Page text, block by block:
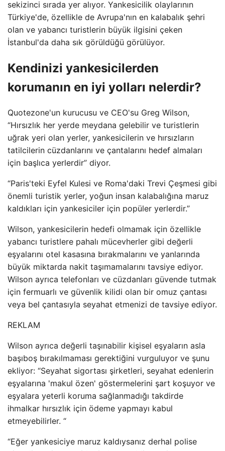
sekizinci sırada yer alıyor. Yankesicilik olaylarının
Türkiye'de, özellikle de Avrupa'nın en kalabalık şehri
olan ve yabancı turistlerin büyük ilgisini çeken
İstanbul'da daha sık görüldüğü görülüyor.
Kendinizi yankesicilerden
korumanın en iyi yolları nelerdir?
Quotezone'un kurucusu ve CEO'su Greg Wilson,
“Hırsızlık her yerde meydana gelebilir ve turistlerin
uğrak yeri olan yerler, yankesicilerin ve hırsızların
tatilcilerin cüzdanlarını ve çantalarını hedef almaları
için başlıca yerlerdir” diyor.
“Paris'teki Eyfel Kulesi ve Roma'daki Trevi Çeşmesi gibi
önemli turistik yerler, yoğun insan kalabalığına maruz
kaldıkları için yankesiciler için popüler yerlerdir.”
Wilson, yankesicilerin hedefi olmamak için özellikle
yabancı turistlere pahalı mücevherler gibi değerli
eşyalarını otel kasasına bırakmalarını ve yanlarında
büyük miktarda nakit taşımamalarını tavsiye ediyor.
Wilson ayrıca telefonları ve cüzdanları güvende tutmak
için fermuarlı ve güvenlik kilidi olan bir omuz çantası
veya bel çantasıyla seyahat etmenizi de tavsiye ediyor.
REKLAM
Wilson ayrıca değerli taşınabilir kişisel eşyaların asla
başıboş bırakılmaması gerektiğini vurguluyor ve şunu
ekliyor: “Seyahat sigortası şirketleri, seyahat edenlerin
eşyalarına 'makul özen' göstermelerini şart koşuyor ve
eşyalara yeterli koruma sağlanmadığı takdirde
ihmalkar hırsızlık için ödeme yapmayı kabul
etmeyebilirler. “
“Eğer yankesiciye maruz kaldıysanız derhal polise